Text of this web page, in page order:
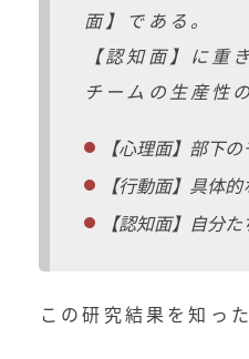
面】である。
【認知面】に重
チームの生産性
【心理面】部下
【行動面】具体
【認知面】自分
この研究結果を知っ